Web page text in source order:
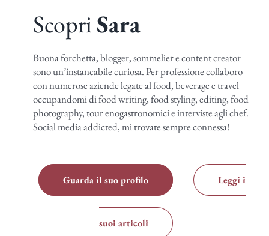
ScopriSara
Buona forchetta, blogger, sommelier e content creator
sono un’instancabile curiosa. Per professione collaboro
con numerose aziende legate al food, beverage e travel
occupandomi di food writing, food styling, editing, food
photography, tour enogastronomici e interviste agli chef.
Social media addicted, mi trovate sempre connessa!
Guarda il suo profilo Leggi i
suoi articoli